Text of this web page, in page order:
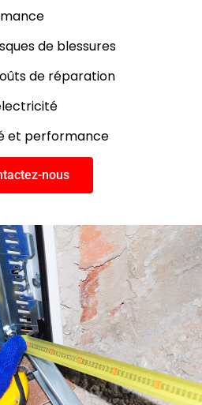
de blessures
de réparation
et performance
nous